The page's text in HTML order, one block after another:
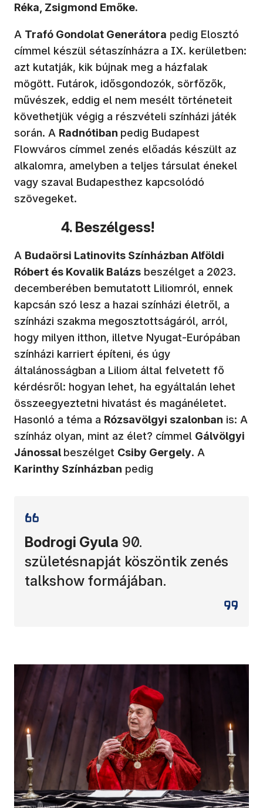
Réka, Zsigmond Emőke.
A Trafó Gondolat Generátora pedig Elosztó
címmel készül sétaszínházra a IX. kerületben:
azt kutatják, kik bújnak meg a házfalak
mögött. Futárok, idősgondozók, sörfőzők,
művészek, eddig el nem mesélt történeteit
követhetjük végig a részvételi színházi játék
során. A Radnótiban pedig Budapest
Flowváros címmel zenés előadás készült az
alkalomra, amelyben a teljes társulat énekel
vagy szaval Budapesthez kapcsolódó
szövegeket.
4. Beszélgess!
A Budaörsi Latinovits Színházban Alföldi
Róbert és Kovalik Balázs beszélget a 2023.
decemberében bemutatott Liliomról, ennek
kapcsán szó lesz a hazai színházi életről, a
színházi szakma megosztottságáról, arról,
hogy milyen itthon, illetve Nyugat-Európában
színházi karriert építeni, és úgy
általánosságban a Liliom által felvetett fő
kérdésről: hogyan lehet, ha egyáltalán lehet
összeegyeztetni hivatást és magánéletet.
Hasonló a téma a Rózsavölgyi szalonban is: A
színház olyan, mint az élet? címmel Gálvölgyi
Jánossal beszélget Csiby Gergely. A
Karinthy Színházban pedig
Bodrogi Gyula 90.
születésnapját köszöntik zenés
talkshow formájában.